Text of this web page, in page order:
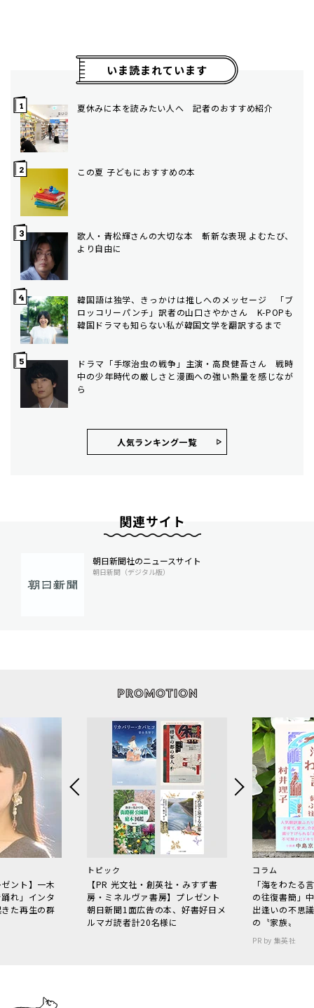
いま読まれています
夏休みに本を読みたい人へ 記者のおすすめ紹介
この夏 子どもにおすすめの本
歌人・青松輝さんの大切な本 斬新な表現 よむたび、
より自由に
韓国語は独学、きっかけは推しへのメッセージ 「ブ
ロッコリーパンチ」訳者の山口さやかさん K-POPも
韓国ドラマも知らない私が韓国文学を翻訳するまで
ドラマ「手塚治虫の戦争」主演・高良健吾さん 戦時
中の少年時代の厳しさと漫画への強い熱量を感じなが
ら
人気ランキング⼀覧
関連サイト
朝日新聞社のニュースサイト
朝日新聞（デジタル版）
ント】一木
れ」インタ
た再生の群
トピック
【PR 光文社・創英社・みすず書
房・ミネルヴァ書房】プレゼント
朝日新聞1面広告の本、好書好日メ
ルマガ読者計20名様に
コラム
「海をわた
の往復書簡」
出逢いの不思
の〝家族〟
PR by 集英社